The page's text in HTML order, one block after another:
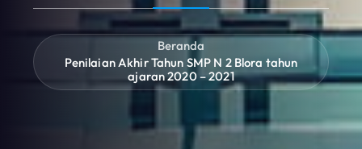
Beranda
Penilaian Akhir Tahun SMP N 2 Blora tahun
ajaran 2020 – 2021